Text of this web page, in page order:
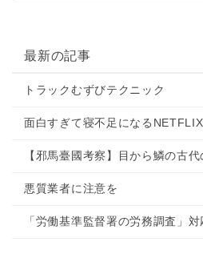
最新の記事
トラックむずびテクニック
面白すぎて寝不足になる
【邪󠄂馬臺國考察】目から鱗の古
悪質業者に注意を
「労働基準監督署の労務調査」